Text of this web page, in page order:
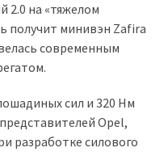
2.0 на «тяжелом
получит минивэн Zafira
современным
сил и 320 Нм
Opel,
разработке силового